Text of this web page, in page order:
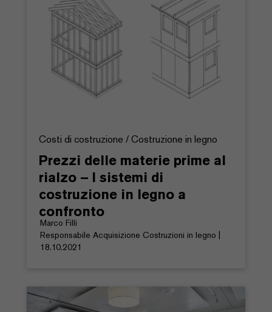
Costi di costruzione / Costruzione in legno
Prezzi delle materie prime al
rialzo – I sistemi di
costruzione in legno a
confronto
Marco Filli
Responsabile Acquisizione Costruzioni in legno |
18.10.2021